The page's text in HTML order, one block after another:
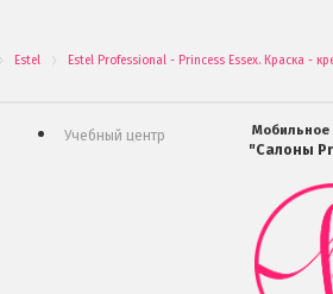
Estel Estel Professional - Princess Essex. Краска -
Учебный центр Мобильное
"Салоны